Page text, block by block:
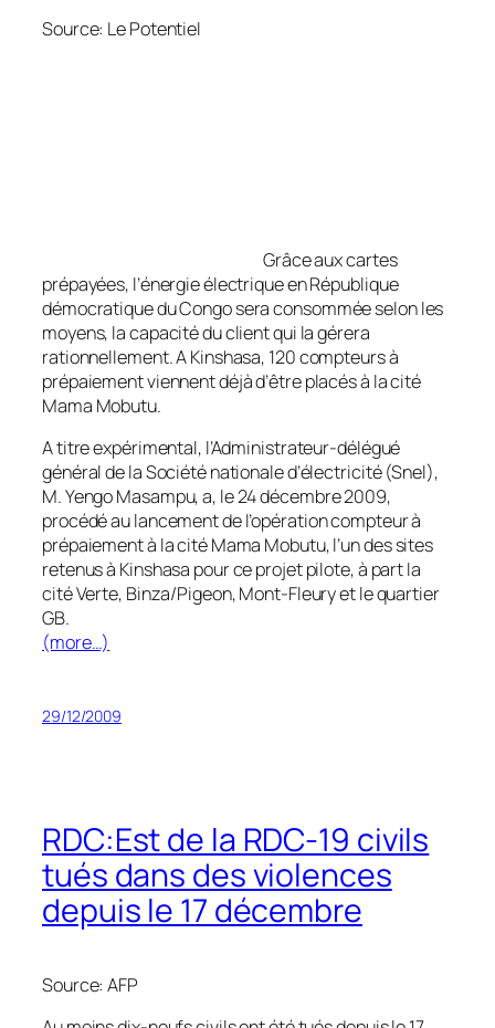
Source: Le Potentiel
Grâce aux cartes
prépayées, l’énergie électrique en République
démocratique du Congo sera consommée selon les
moyens, la capacité du client qui la gérera
rationnellement. A Kinshasa, 120 compteurs à
prépaiement viennent déjà d’être placés à la cité
Mama Mobutu.
A titre expérimental, l’Administrateur-délégué
général de la Société nationale d’électricité (Snel),
M. Yengo Masampu, a, le 24 décembre 2009,
procédé au lancement de l’opération compteur à
prépaiement à la cité Mama Mobutu, l’un des sites
retenus à Kinshasa pour ce projet pilote, à part la
cité Verte, Binza/Pigeon, Mont-Fleury et le quartier
GB.
(more…)
29/12/2009
RDC:Est de la RDC-19 civils
tués dans des violences
depuis le 17 décembre
Source: AFP